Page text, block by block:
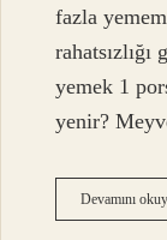
fazla
yemek 1
yenir?
Devamını